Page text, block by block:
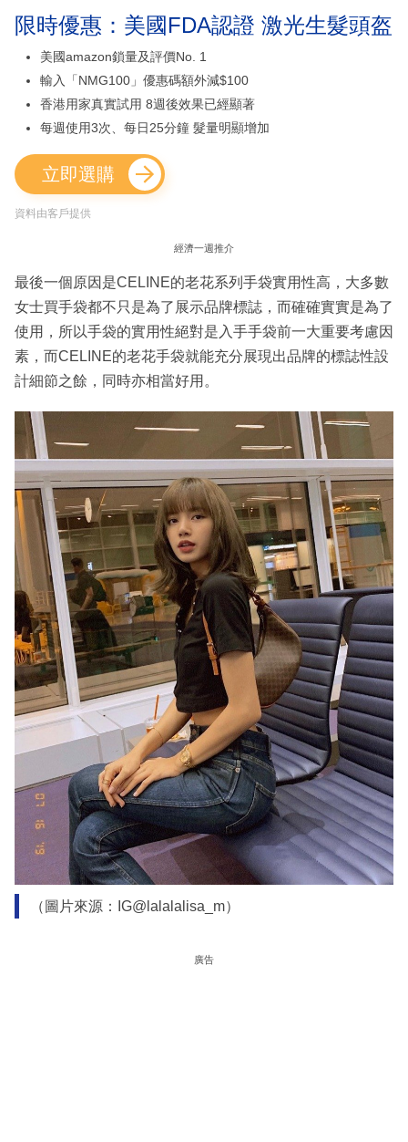
限時優惠：美國FDA認證 激光生髮頭盔
美國amazon鎖量及評價No. 1
輸入「NMG100」優惠碼額外減$100
香港用家真實試用 8週後效果已經顯著
每週使用3次、每日25分鐘 髮量明顯增加
立即選購
資料由客戶提供
經濟一週推介
最後一個原因是CELINE的老花系列手袋實用性高，大多數
女士買手袋都不只是為了展示品牌標誌，而確確實實是為了
使用，所以手袋的實用性絕對是入手手袋前一大重要考慮因
素，而CELINE的老花手袋就能充分展現出品牌的標誌性設
計細節之餘，同時亦相當好用。
（圖片來源：IG@lalalalisa_m）
廣告